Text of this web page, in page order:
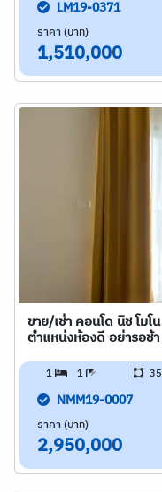
LM19-0371
ราคา (บาท)
1,510,000
ขาย/เช่า คอนโด นิช โม
ตำแหน่งห้องดี อย่ารอช้
1 1
NMM19-0007
ราคา (บาท)
2,950,000